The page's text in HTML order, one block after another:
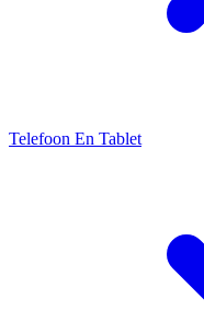
Telefoon En Tablet